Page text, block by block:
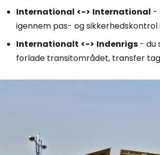
International <-> International -
igennem pas- og
Internationalt <-> Indenrigs - du
forlade transitområdet, transfer